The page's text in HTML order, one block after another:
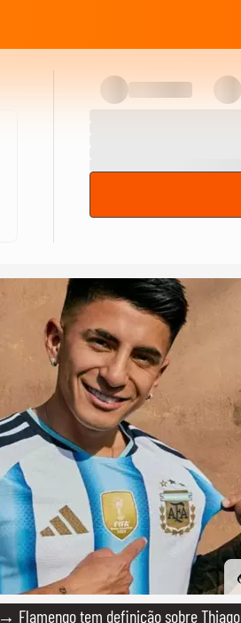
→ Flamengo tem definição sobre Thiago